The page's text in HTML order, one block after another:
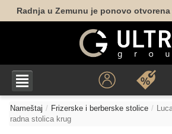
Radnja u Zemunu je ponovo
Nameštaj Frizerske i berberske stolice
radna stolica krug